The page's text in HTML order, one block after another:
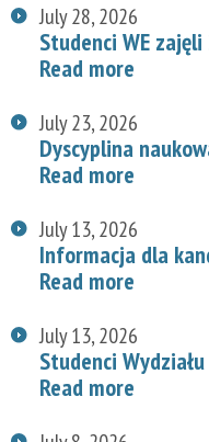
July 28, 2026
Studenci WE
Read more
July 23, 2026
Dyscyplina
Read more
July 13, 2026
Informacja dla
Read more
July 13, 2026
Studenci
Read more